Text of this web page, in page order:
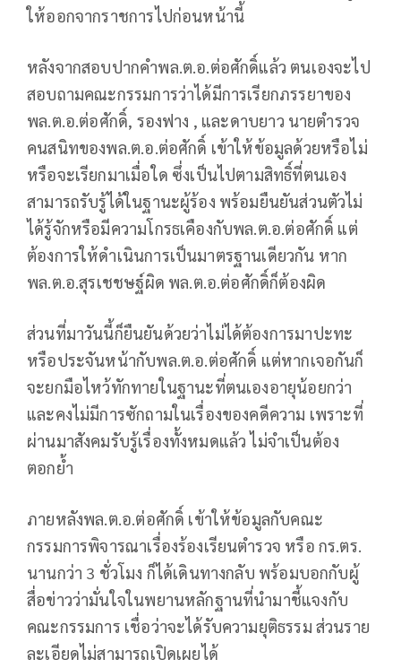
ให้ออกจากราชการไปก่อนหน้านี้
หลังจากสอบปากคำพล.ต.อ.ต่อศักดิ์แล้ว ตนเองจะไป
สอบถามคณะกรรมการว่าได้มีการเรียกภรรยาของ
พล.ต.อ.ต่อศักดิ์, รองฟาง , และดาบยาว นายตำรวจ
คนสนิทของพล.ต.อ.ต่อศักดิ์ เข้าให้ข้อมูลด้วยหรือไม่
หรือจะเรียกมาเมื่อใด ซึ่งเป็นไปตามสิทธิ์ที่ตนเอง
สามารถรับรู้ได้ในฐานะผู้ร้อง พร้อมยืนยันส่วนตัวไม่
ได้รู้จักหรือมีความโกรธเคืองกับพล.ต.อ.ต่อศักดิ์ แต่
ต้องการให้ดำเนินการเป็นมาตรฐานเดียวกัน หาก
พล.ต.อ.สุรเชชษฐ์ผิด พล.ต.อ.ต่อศักดิ์ก็ต้องผิด
ส่วนที่มาวันนี้ก็ยืนยันด้วยว่าไม่ได้ต้องการมาปะทะ
หรือประจันหน้ากับพล.ต.อ.ต่อศักดิ์ แต่หากเจอกันก็
จะยกมือไหว้ทักทายในฐานะที่ตนเองอายุน้อยกว่า
และคงไม่มีการซักถามในเรื่องของคดีความ เพราะที่
ผ่านมาสังคมรับรู้เรื่องทั้งหมดแล้ว ไม่จำเป็นต้อง
ตอกย้ำ
ภายหลังพล.ต.อ.ต่อศักดิ์ เข้าให้ข้อมูลกับคณะ
กรรมการพิจารณาเรื่องร้องเรียนตำรวจ หรือ กร.ตร.
นานกว่า 3 ชั่วโมง ก็ได้เดินทางกลับ พร้อมบอกกับผู้
สื่อข่าวว่ามั่นใจในพยานหลักฐานที่นำมาชี้แจงกับ
คณะกรรมการ เชื่อว่าจะได้รับความยุติธรรม ส่วนราย
ละเอียดไม่สามารถเปิดเผยได้